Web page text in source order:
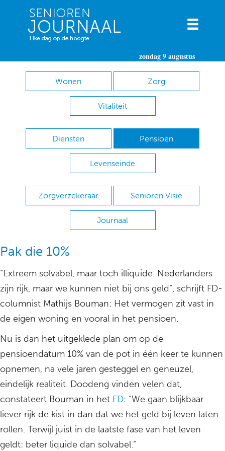
zondag 9 augustus
Wonen Zorg
Vitaliteit
Diensten Pensioen
Levenseinde
Zorgverzekeraar Senioren Visie
Journaal
Pak die 10%
“Extreem solvabel, maar toch illiquide. Nederlanders
zijn rijk, maar we kunnen niet bij ons geld”, schrijft FD-
columnist Mathijs Bouman: Het vermogen zit vast in
de eigen woning en vooral in het pensioen.
Nu is dan het uitgeklede plan om op de
pensioendatum 10% van de pot in één keer te kunnen
opnemen, na vele jaren gesteggel en geneuzel,
eindelijk realiteit. Doodeng vinden velen dat,
constateert Bouman in het FD: “We gaan blijkbaar
liever rijk de kist in dan dat we het geld bij leven laten
rollen. Terwijl juist in de laatste fase van het leven
geldt: beter liquide dan solvabel.”